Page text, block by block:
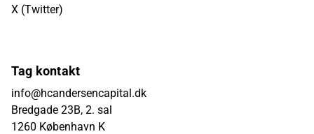
X (Twitter)
Tag kontakt
info@hcandersencapital.dk
Bredgade 23B, 2. sal
1260 København K